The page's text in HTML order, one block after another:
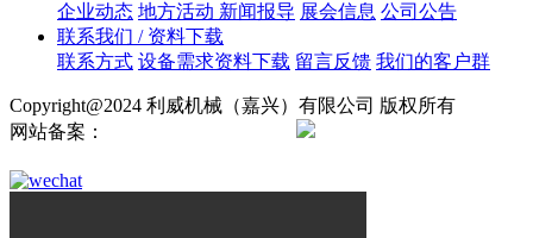
企业动态 地方活动 新闻报导 展会信息 公司公告
联系我们 / 资料下载
联系方式 设备需求资料下载 留言反馈 我们的客户群
Copyright@2024 利威机械（嘉兴）有限公司 版权所有
网站备案：